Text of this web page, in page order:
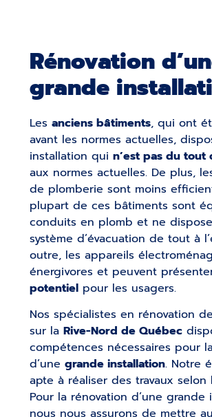
Rénovation
grande
Lesanciens bâtiments, qui ont
avant les normes actuelles,
installation quin’est pas du tout
aux normes actuelles. De plus,
de plomberie sont moins
plupart de ces bâtiments sont
conduits en plomb et ne
système d’évacuation de tout à
outre, les appareils
énergivores et peuvent
potentiel pour les usagers.
Nos spécialistes en rénovation
sur laRive-Nord de Québec
compétences nécessaires pour
d’unegrande installation. Notre
apte à réaliser des travaux selon
Pour la rénovation d’une grande
nous nous assurons de mettre